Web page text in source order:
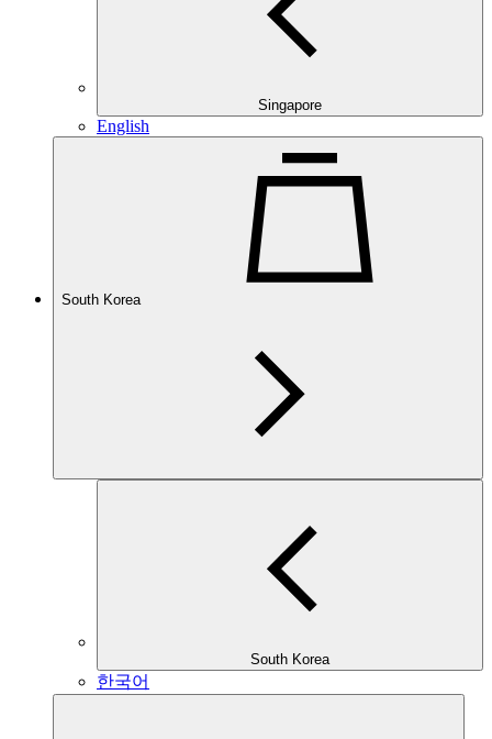
Singapore
English
South Korea
South Korea
한국어